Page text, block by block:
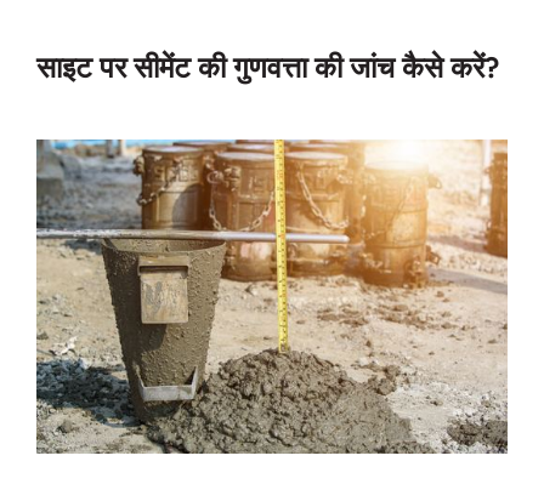
साइट पर सीमेंट की गुणवत्ता की जांच कैसे करें?